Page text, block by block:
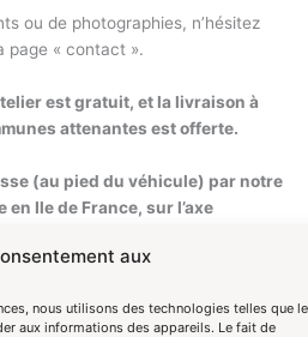
aux
nous utilisons des technologies telles que
aux informations des appareils. Le fait de
ou de photographies, n’hésitez
page « contact ».
est gratuit, et la livraison à
attenantes est offerte.
(au pied du véhicule) par notre
Ile de France, sur l’axe
à lui régler directement
lors de votre commande, puis
que vous souhaitez une livraison